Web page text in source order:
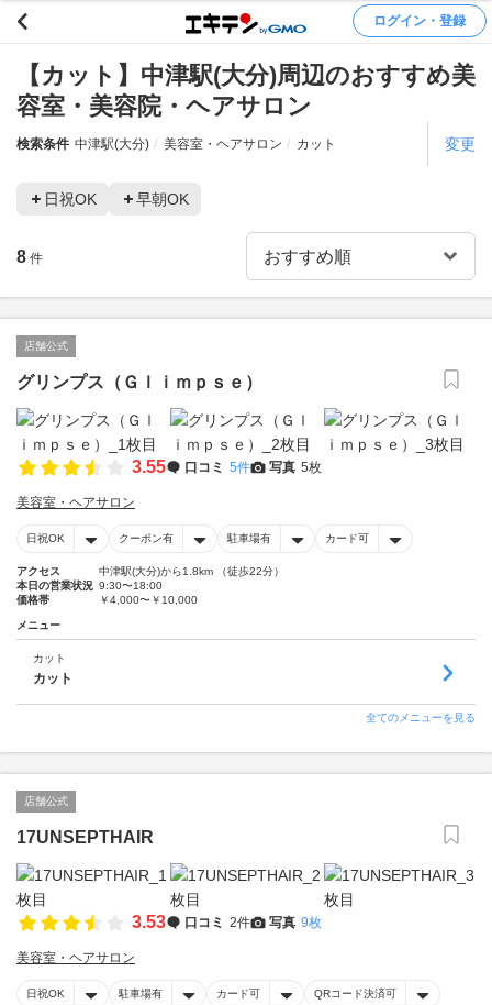
ログイン・登録
【カット】中津駅(大分)周辺のおすすめ美
容室・美容院・ヘアサロン
検索条件 中津駅(大分) 美容室・ヘアサロン カット 変更
日祝OK 早朝OK
8 件
店舗公式
グリンプス（Ｇｌｉｍｐｓｅ）
3.55 口コミ 5件 写真 5枚
美容室・ヘアサロン
日祝OK クーポン有 駐車場有 カード可
アクセス
中津駅(大分)から1.8km （徒歩22分）
本日の営業状況 9:30〜18:00
価格帯
￥4,000〜￥10,000
メニュー
カット
カット
全てのメニューを見る
店舗公式
17UNSEPTHAIR
3.53 口コミ 2件 写真 9枚
美容室・ヘアサロン
日祝OK 駐車場有 カード可 QRコード決済可